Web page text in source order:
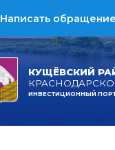
КУЩЁВСКИЙ
ИНВЕСТИЦИОННЫЙ
Написать обращение